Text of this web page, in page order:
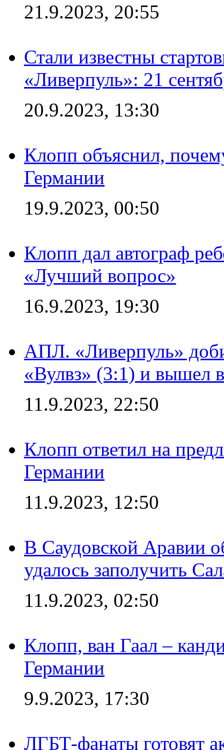
21.9.2023, 20:55
Стали известны
«Ливерпуль»: 21
20.9.2023, 13:30
Клопп объяснил,
Германии
19.9.2023, 00:50
Клопп дал автограф
«Лучший вопрос»
16.9.2023, 19:30
АПЛ. «Ливерпуль»
«Вулвз» (3:1) и вышел
11.9.2023, 22:50
Клопп ответил на
Германии
11.9.2023, 12:50
В Саудовской Аравии
удалось заполучить
11.9.2023, 02:50
Клопп, ван Гаал –
Германии
9.9.2023, 17:30
ЛГБТ-фанаты готовят